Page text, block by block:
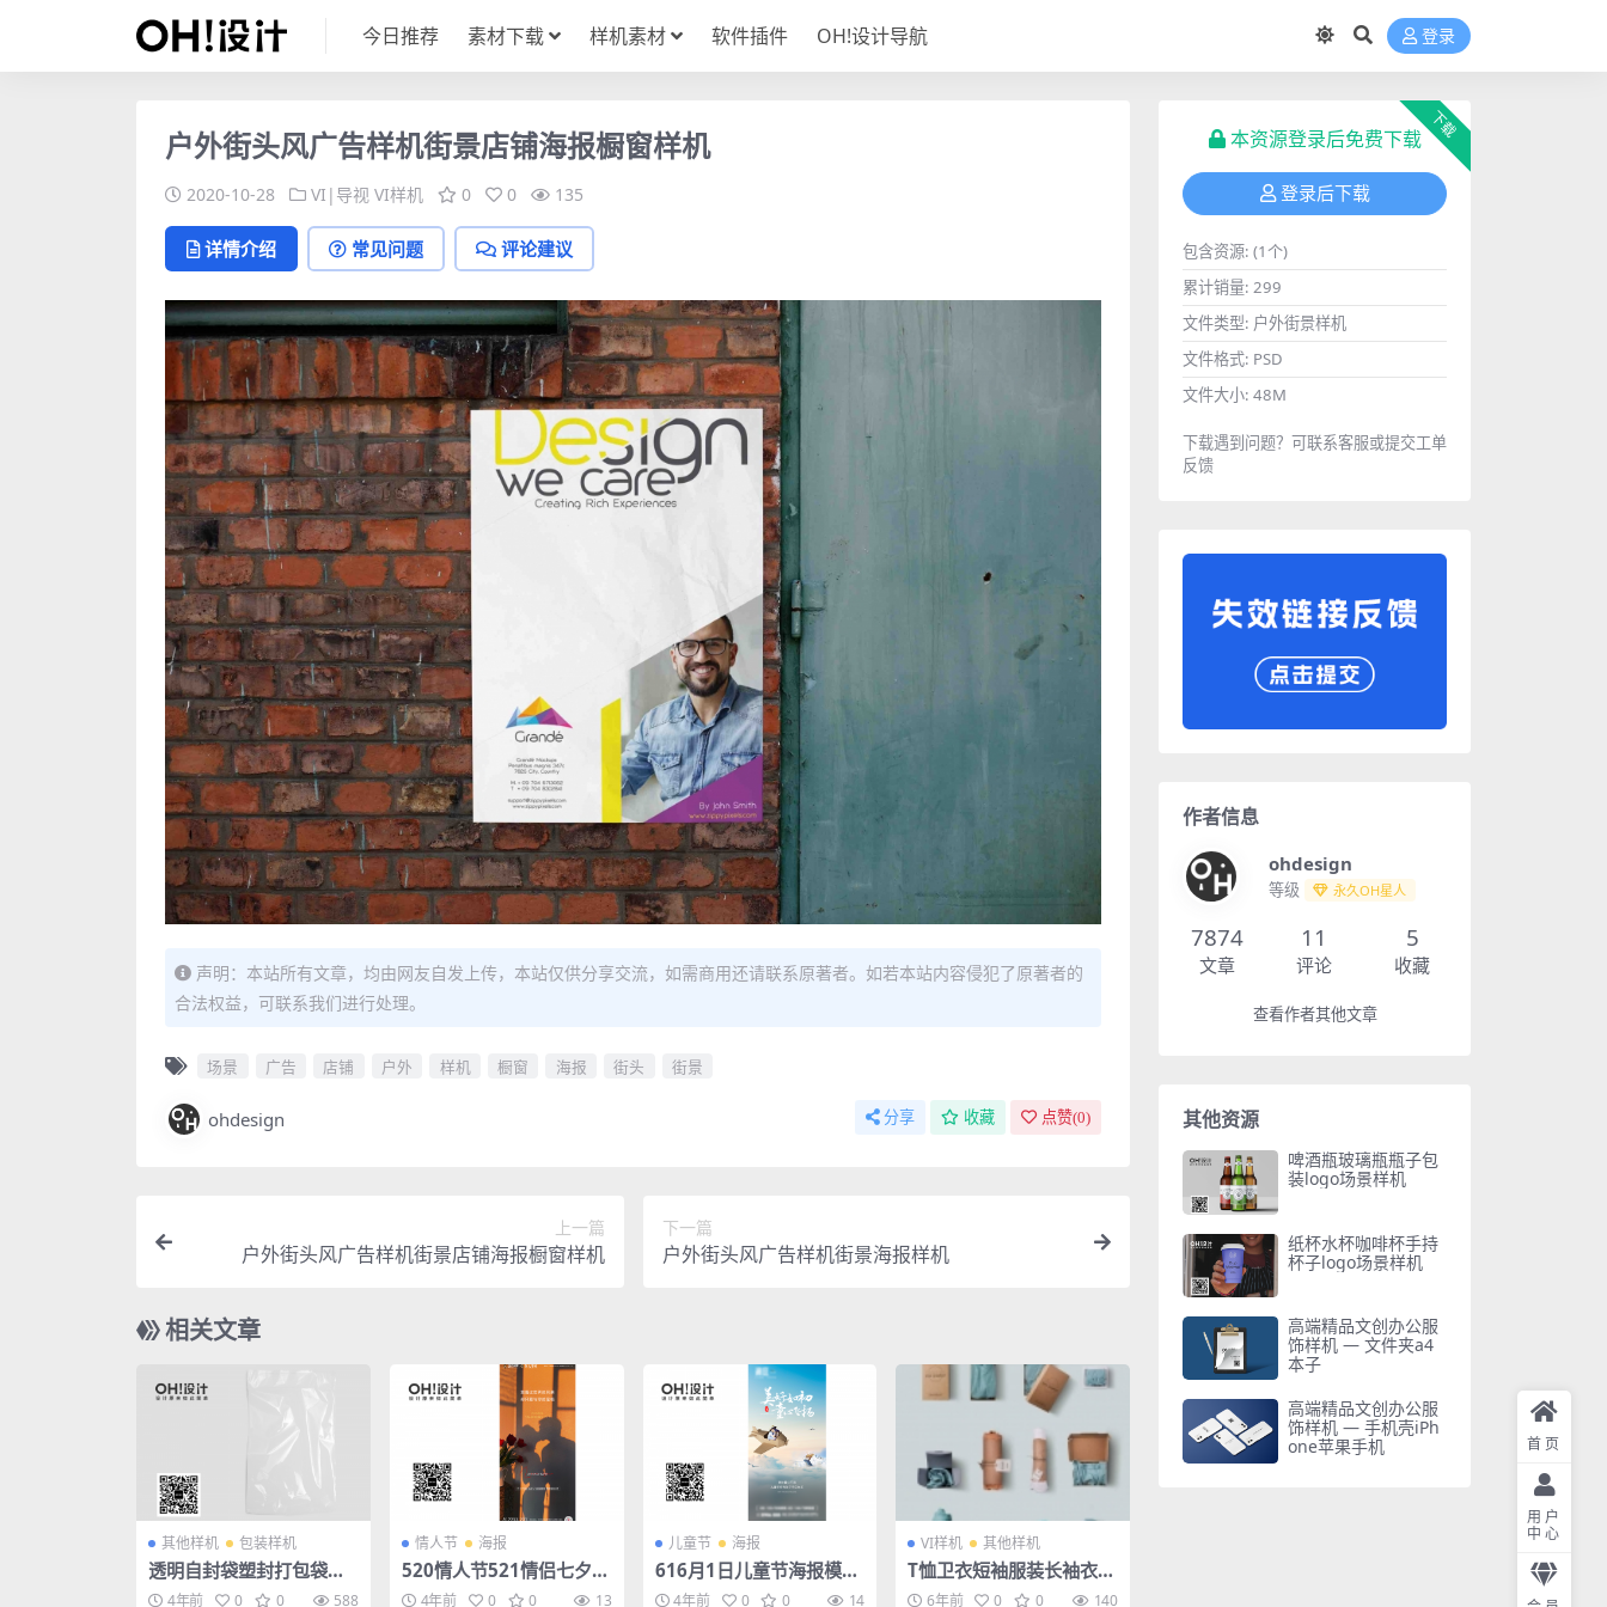
今日推荐 素材下载 样机素材 软件插件 OH!设计导航 登录
户外街头风广告样机街景店铺海报橱窗样机
2020-10-28 VI|导视 VI样机 0 0 135
详情介绍 常见问题 评论建议
声明：本站所有文章，均由网友自发上传，本站仅供分享交流，如需商用还请联系原著者。如若本站内容侵犯了原著者的
合法权益，可联系我们进行处理。
场景 广告 店铺 户外 样机 橱窗 海报 街头 街景
ohdesign 分享 收藏 点赞(0)
上一篇
户外街头风广告样机街景店铺海报橱窗样机
下一篇
户外街头风广告样机街景海报样机
相关文章
其他样机 包装样机
透明自封袋塑封打包袋塑
料袋说明书配件包装效果
4年前 0 0 588
情人节 海报
520情人节521情侣七夕商
业活动海报模板素材
4年前 0 0 13
儿童节 海报
616月1日儿童节海报模板
AI素材
4年前 0 0 14
VI样机 其他样机
T恤卫衣短袖服装长袖衣服
包装全套VI样机
6年前 0 0 140
下载
本资源登录后免费下载
登录后下载
包含资源: (1个)
累计销量: 299
文件类型: 户外街景样机
文件格式: PSD
文件大小: 48M
下载遇到问题？可联系客服或提交工单
反馈
作者信息
ohdesign
等级 永久OH星人
7874
文章
11
评论
5
收藏
查看作者其他文章
其他资源
啤酒瓶玻璃瓶瓶子包
装logo场景样机
纸杯水杯咖啡杯手持
杯子logo场景样机
高端精品文创办公服
饰样机 — 文件夹a4
本子
高端精品文创办公服
饰样机 — 手机壳iPh
one苹果手机
首页
用户
中心